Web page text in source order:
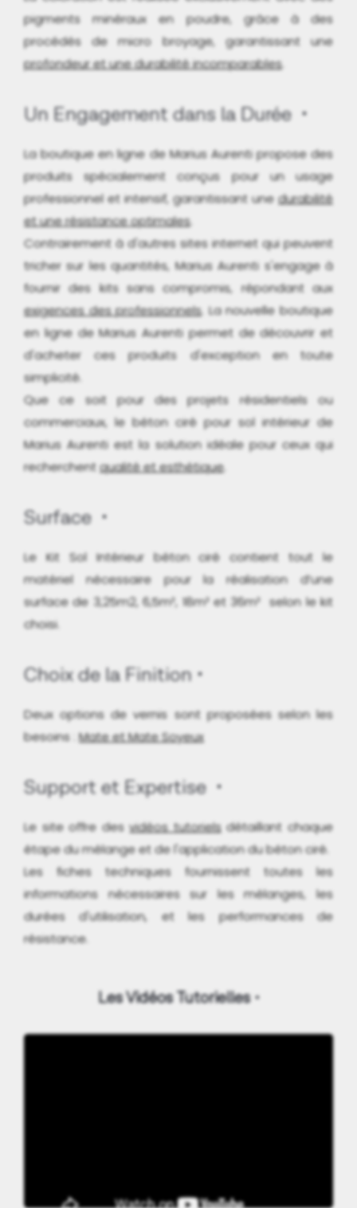
pigments minéraux en poudre, grâce à des
procédés de micro broyage, garantissant une
profondeur et une durabilité incomparables.
Un Engagement dans la Durée
La boutique en ligne de Marius Aurenti propose des
produits spécialement conçus pour un usage
professionnel et intensif, garantissant unedurabilité
et une résistance optimales.
Contrairement à d'autres sites internet qui peuvent
tricher sur les quantités, Marius Aurenti s'engage à
fournir des kits sans compromis, répondant aux
exigences des professionnels. La nouvelle boutique
en ligne de Marius Aurenti permet de découvrir et
d'acheter ces produits d'exception en toute
simplicité.
Que ce soit pour des projets résidentiels ou
commerciaux, le béton ciré pour sol intérieur de
Marius Aurenti est la solution idéale pour ceux qui
recherchentqualité et esthétique.
Surface
Le Kit Sol Intérieur béton ciré contient tout le
matériel nécessaire pour la réalisation d’une
surface de 3,25m2, 6,5m², 18m² et 36m² selon le kit
choisi.
Choix de la Finition
Deux options de vernis sont proposées selon les
besoins :Mate et Mate Soyeux
Support et Expertise
Le site offre desvidéos tutorielsdétaillant chaque
étape du mélange et de l'application du béton ciré.
Les fiches techniques fournissent toutes les
informations nécessaires sur les mélanges, les
durées d'utilisation, et les performances de
résistance.
Les Vidéos Tutorielles